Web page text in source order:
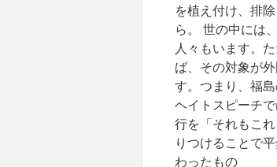
を植え付け、排
ら。 世の中には
人々もいます。
ば、その対象が
す。つまり、福
ヘイトスピーチ
行を「それもこ
りつけることで
わったもの